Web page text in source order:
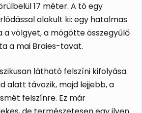
17 méter. A tó egy
alakult ki: egy hatalmas
a völgyet, a mögötte összegyűlő
a mai Braies-tavat.
látható felszíni kifolyása.
alatt távozik, majd lejjebb, a
felszínre. Ez már